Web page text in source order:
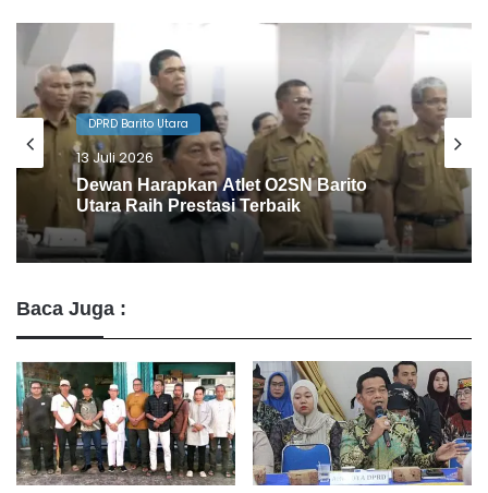
DPRD Barito Utara
10 Juli 2026
Agenda Gowes Bareng Dapat
Dukungan Dewan
Baca Juga :